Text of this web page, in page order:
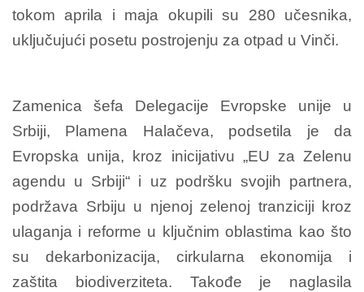
tokom aprila i maja okupili su 280 učesnika,
uključujući posetu postrojenju za otpad u Vinči.
Zamenica šefa Delegacije Evropske unije u
Srbiji, Plamena Halačeva, podsetila je da
Evropska unija, kroz inicijativu „EU za Zelenu
agendu u Srbiji“ i uz podršku svojih partnera,
podržava Srbiju u njenoj zelenoj tranziciji kroz
ulaganja i reforme u ključnim oblastima kao što
su dekarbonizacija, cirkularna ekonomija i
zaštita biodiverziteta. Takođe je naglasila